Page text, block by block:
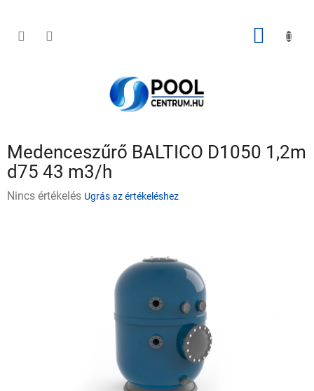
KOSÁR
Medenceszűrő BALTICO D1050 1,2m
d75 43 m3/h
ANincs értékelés Ugrás az értékeléshez